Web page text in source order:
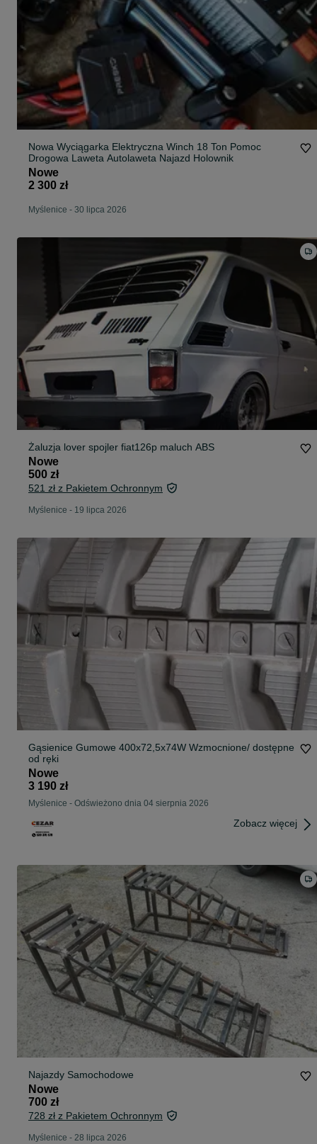
Nowa Wyciągarka Elektryczna Winch 18 Ton Pomoc
Drogowa Laweta Autolaweta Najazd Holownik
Nowe
2 300 zł
Myślenice - 30 lipca 2026
Żaluzja lover spojler fiat126p maluch ABS
Nowe
500 zł
521 zł z Pakietem Ochronnym
Myślenice - 19 lipca 2026
Gąsienice Gumowe 400x72,5x74W Wzmocnione/ dostępne
od ręki
Nowe
3 190 zł
Myślenice - Odświeżono dnia 04 sierpnia 2026
Zobacz więcej
Najazdy Samochodowe
Nowe
700 zł
728 zł z Pakietem Ochronnym
Myślenice - 28 lipca 2026